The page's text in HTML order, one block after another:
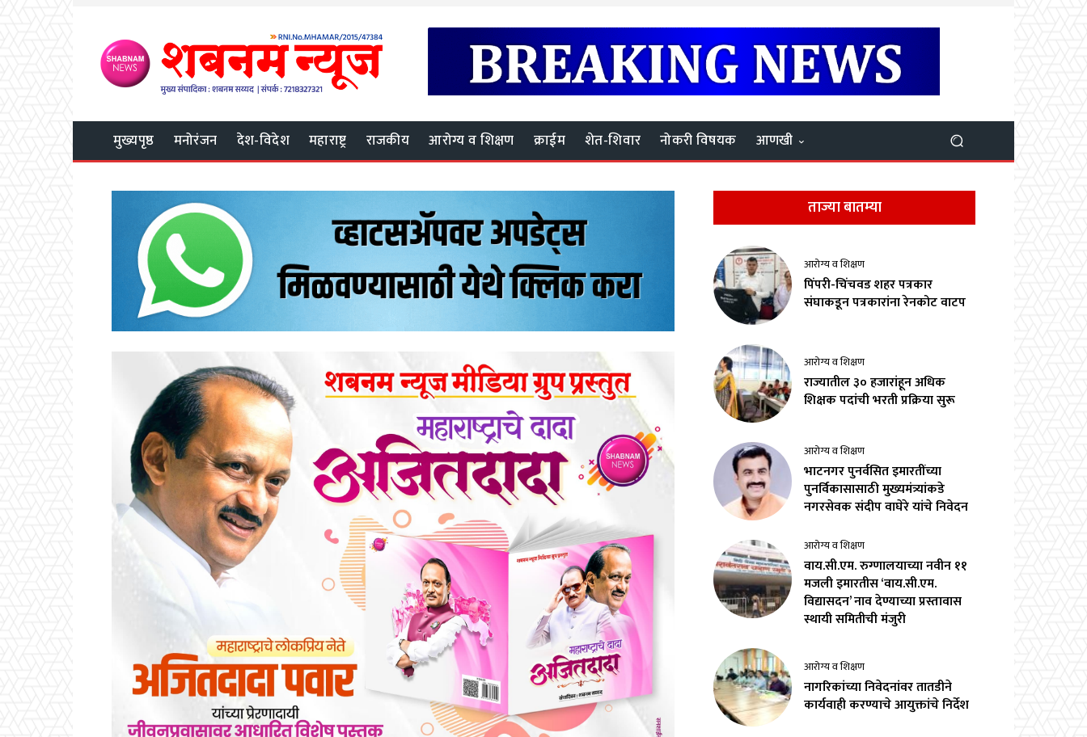
मुख्यपृष्ठ मनोरंजन देश-विदेश महाराष्ट्र राजकीय आरोग्य व शिक्षण क्राईम शेत-शिवार नोकरी विषयक आणखी
ताज्या बातम्या
आरोग्य व शिक्षण
पिंपरी-चिंचवड शहर पत्रकार
संघाकडून पत्रकारांना रेनकोट वाटप
आरोग्य व शिक्षण
राज्यातील ३० हजारांहून अधिक
शिक्षक पदांची भरती प्रक्रिया सुरू
आरोग्य व शिक्षण
भाटनगर पुनर्वसित इमारतींच्या
पुनर्विकासासाठी मुख्यमंत्र्यांकडे
नगरसेवक संदीप वाघेरे यांचे निवेदन
आरोग्य व शिक्षण
वाय.सी.एम. रुग्णालयाच्या नवीन ११
मजली इमारतीस ‘वाय.सी.एम.
विद्यासदन’ नाव देण्याच्या प्रस्तावास
स्थायी समितीची मंजुरी
आरोग्य व शिक्षण
नागरिकांच्या निवेदनांवर तातडीने
कार्यवाही करण्याचे आयुक्तांचे निर्देश